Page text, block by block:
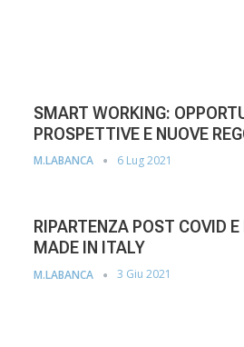
SMART WORKING:
PROSPETTIVE E NUOVE
M.LABANCA 6 Lug 2021
RIPARTENZA POST COVID
MADE IN ITALY
M.LABANCA 3 Giu 2021